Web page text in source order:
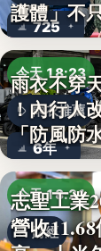
725
護體」不
秀…
今天 18:23
雨衣推薦
6年
雨衣不穿
！內行人
「防風防
穿…
今天 18:21
財經
志聖工業
營收